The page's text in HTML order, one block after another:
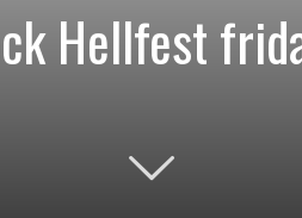
Hellfest